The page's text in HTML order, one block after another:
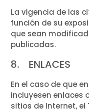
La vigencia de las
función de su
que sean
publicadas.
8. ENLACES
En el caso de que en
incluyesen enlaces
sitios de Internet,